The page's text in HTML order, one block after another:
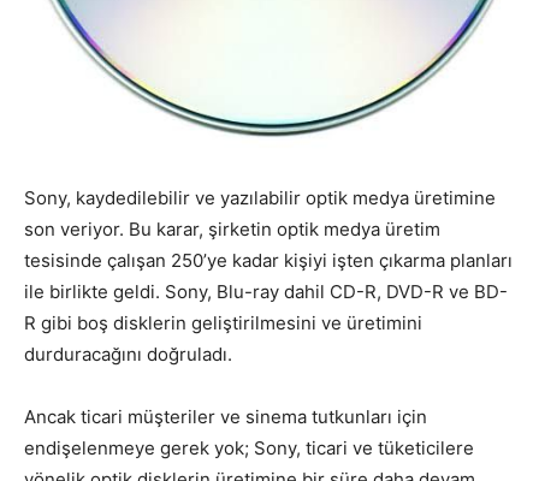
Sony, kaydedilebilir ve yazılabilir optik medya üretimine
son veriyor. Bu karar, şirketin optik medya üretim
tesisinde çalışan 250’ye kadar kişiyi işten çıkarma planları
ile birlikte geldi. Sony, Blu-ray dahil CD-R, DVD-R ve BD-
R gibi boş disklerin geliştirilmesini ve üretimini
durduracağını doğruladı.
Ancak ticari müşteriler ve sinema tutkunları için
endişelenmeye gerek yok; Sony, ticari ve tüketicilere